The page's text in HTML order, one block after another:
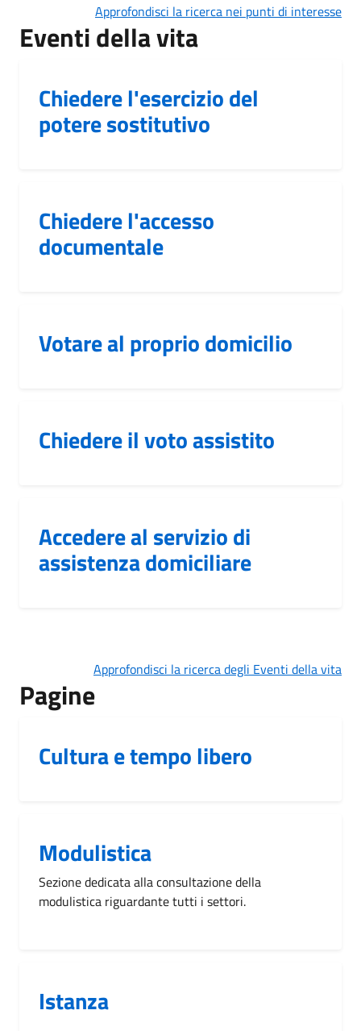
Approfondisci la ricerca nei punti di interesse
Eventi della vita
Chiedere l'esercizio del
potere sostitutivo
Chiedere l'accesso
documentale
Votare al proprio domicilio
Chiedere il voto assistito
Accedere al servizio di
assistenza domiciliare
Approfondisci la ricerca degli Eventi della vita
Pagine
Cultura e tempo libero
Modulistica
Sezione dedicata alla consultazione della
modulistica riguardante tutti i settori.
Istanza